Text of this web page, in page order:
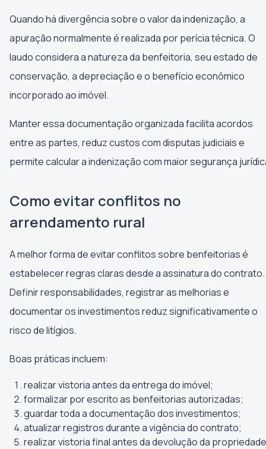
Quando há divergência sobre o valor da indenização, a
apuração normalmente é realizada por perícia técnica. O
laudo considera a natureza da benfeitoria, seu estado de
conservação, a depreciação e o benefício econômico
incorporado ao imóvel.
Manter essa documentação organizada facilita acordos
entre as partes, reduz custos com disputas judiciais e
permite calcular a indenização com maior segurança
Como evitar conflitos no
arrendamento rural
A melhor forma de evitar conflitos sobre benfeitorias é
estabelecer regras claras desde a assinatura do contrato.
Definir responsabilidades, registrar as melhorias e
documentar os investimentos reduz significativamente o
risco de litígios.
Boas práticas incluem:
realizar vistoria antes da entrega do imóvel;
formalizar por escrito as benfeitorias autorizadas;
guardar toda a documentação dos investimentos;
atualizar registros durante a vigência do contrato;
realizar vistoria final antes da devolução da